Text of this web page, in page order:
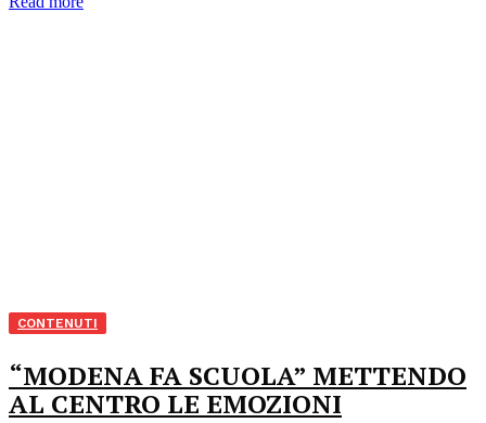
CONTENUTI
“MODENA FA SCUOLA” METTENDO
AL CENTRO LE EMOZIONI